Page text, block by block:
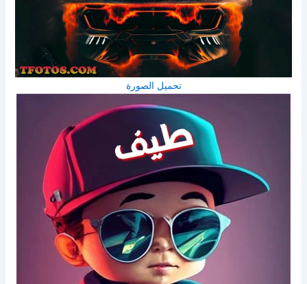
تحميل الصورة